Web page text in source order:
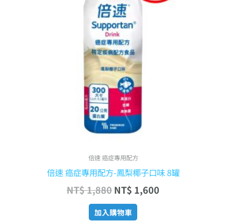
倍速 癌症專用配方
倍速 癌症專用配方-鳳梨椰子口味 8罐
NT$1,880NT$ 1,600
加入購物車